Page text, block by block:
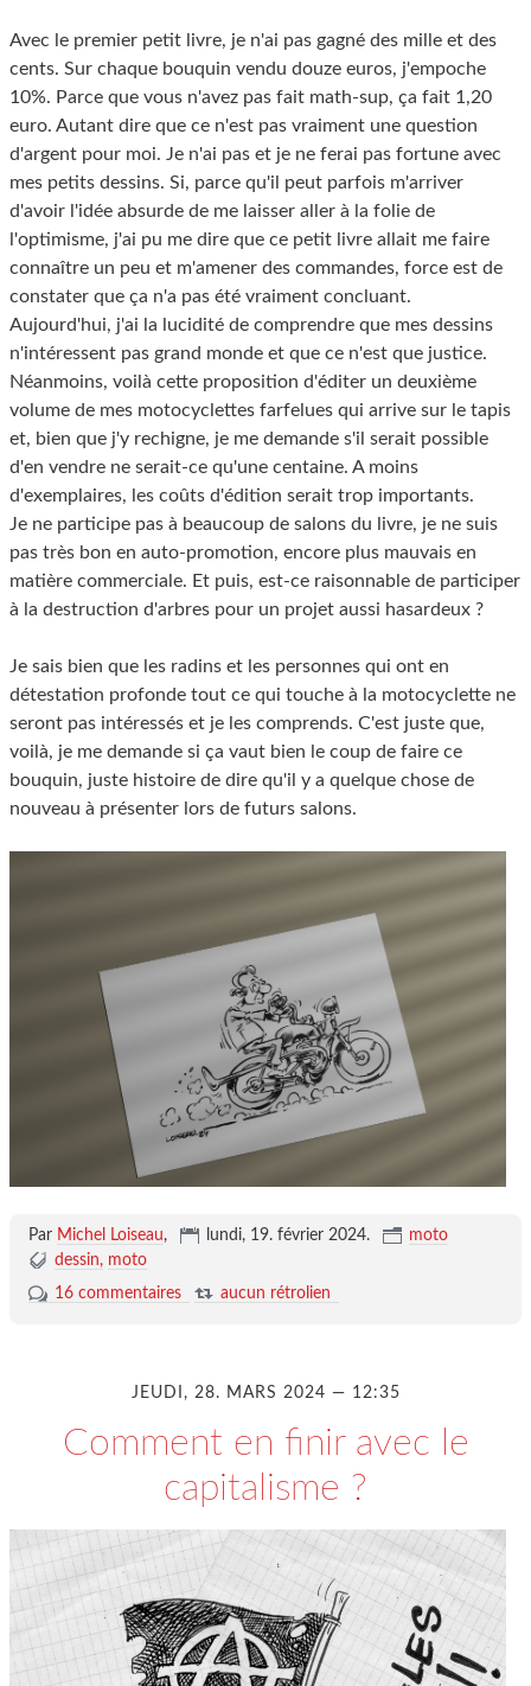
Avec le premier petit livre, je n'ai pas gagné des mille et des
cents. Sur chaque bouquin vendu douze euros, j'empoche
10%. Parce que vous n'avez pas fait math-sup, ça fait 1,20
euro. Autant dire que ce n'est pas vraiment une question
d'argent pour moi. Je n'ai pas et je ne ferai pas fortune avec
mes petits dessins. Si, parce qu'il peut parfois m'arriver
d'avoir l'idée absurde de me laisser aller à la folie de
l'optimisme, j'ai pu me dire que ce petit livre allait me faire
connaître un peu et m'amener des commandes, force est de
constater que ça n'a pas été vraiment concluant.
Aujourd'hui, j'ai la lucidité de comprendre que mes dessins
n'intéressent pas grand monde et que ce n'est que justice.
Néanmoins, voilà cette proposition d'éditer un deuxième
volume de mes motocyclettes farfelues qui arrive sur le tapis
et, bien que j'y rechigne, je me demande s'il serait possible
d'en vendre ne serait-ce qu'une centaine. A moins
d'exemplaires, les coûts d'édition serait trop importants.
Je ne participe pas à beaucoup de salons du livre, je ne suis
pas très bon en auto-promotion, encore plus mauvais en
matière commerciale. Et puis, est-ce raisonnable de participer
à la destruction d'arbres pour un projet aussi hasardeux ?
Je sais bien que les radins et les personnes qui ont en
détestation profonde tout ce qui touche à la motocyclette ne
seront pas intéressés et je les comprends. C'est juste que,
voilà, je me demande si ça vaut bien le coup de faire ce
bouquin, juste histoire de dire qu'il y a quelque chose de
nouveau à présenter lors de futurs salons.
Par Michel Loiseau, lundi, 19. février 2024.
moto
dessin
moto
16 commentaires
aucun rétrolien
JEUDI, 28. MARS 2024 — 12:35
Comment en finir avec le
capitalisme ?